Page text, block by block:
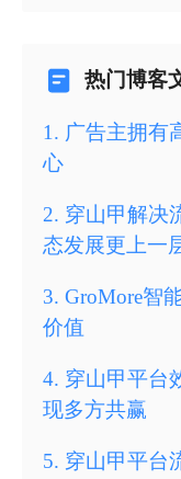
热门博客
1 . 广告主拥有
心
2. 穿山甲解决
态发展更上一
3.GroMore智
价值
4. 穿山甲平台
现多方共赢
5. 穿山甲平台